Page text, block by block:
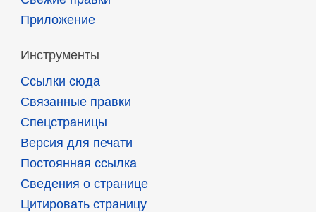
Приложение
Инструменты
Ссылки сюда
Связанные правки
Спецстраницы
Версия для печати
Постоянная ссылка
Сведения о странице
Цитировать страницу